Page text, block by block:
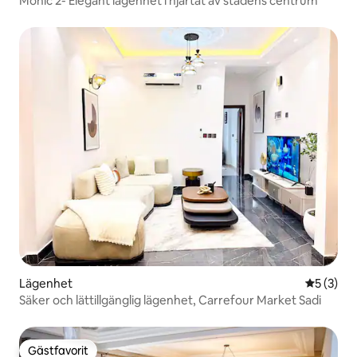
Lägenhet 5 av 5 i
5 (3)
Säker och lättillgänglig lägenhet, Carrefour Market Sadi
Gästfavorit